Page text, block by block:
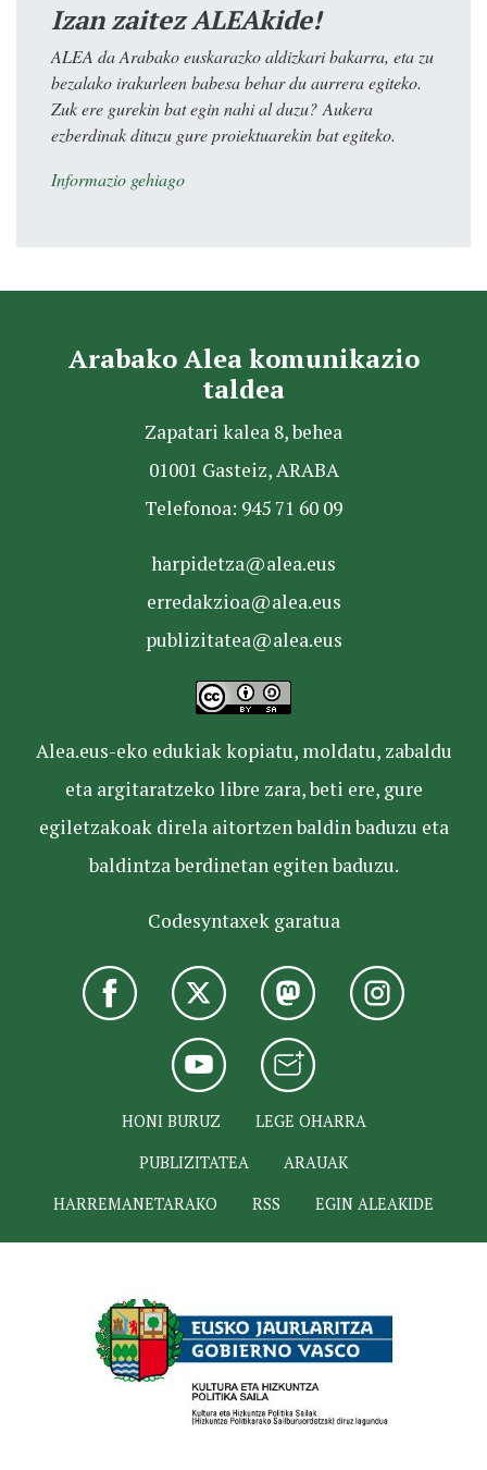
Izan zaitez ALEAkide!
ALEA da Arabako euskarazko aldizkari bakarra, eta zu
bezalako irakurleen babesa behar du aurrera egiteko.
Zuk ere gurekin bat egin nahi al duzu? Aukera
ezberdinak dituzu gure proiektuarekin bat egiteko.
Informazio gehiago
Arabako Alea komunikazio
taldea
Zapatari kalea 8, behea
01001 Gasteiz, ARABA
Telefonoa: 945 71 60 09
harpidetza@alea.eus
erredakzioa@alea.eus
publizitatea@alea.eus
Alea.eus-eko edukiak kopiatu, moldatu, zabaldu
eta argitaratzeko libre zara, beti ere, gure
egiletzakoak direla aitortzen baldin baduzu eta
baldintza berdinetan egiten baduzu.
Codesyntaxek garatua
HONI BURUZ
LEGE OHARRA
PUBLIZITATEA
ARAUAK
HARREMANETARAKO
RSS EGIN ALEAKIDE